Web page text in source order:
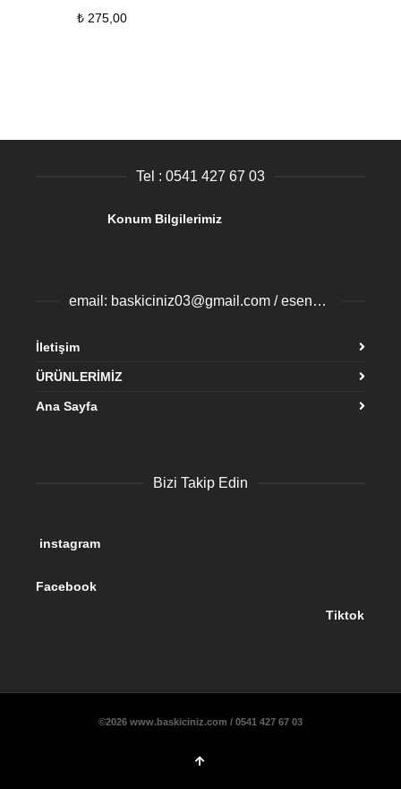
₺275,00
Tel : 0541 427 67 03
Konum Bilgilerimiz
email: baskiciniz03@gmail.com / esenyurtbaski@gmail.com
İletişim
ÜRÜNLERİMİZ
Ana Sayfa
Bizi Takip Edin
instagram
Facebook
Tiktok
©2026 www.baskiciniz.com / 0541 427 67 03